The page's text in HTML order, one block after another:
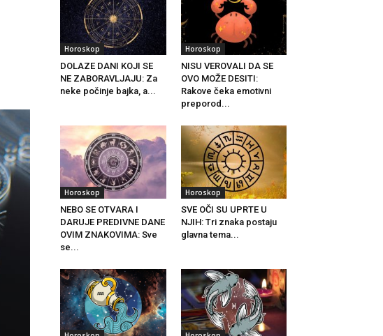
Horoskop
DOLAZE DANI KOJI SE
NE ZABORAVLJAJU: Za
neke počinje bajka, a...
Horoskop
NISU VEROVALI DA SE
OVO MOŽE DESITI:
Rakove čeka emotivni
preporod...
Horoskop
NEBO SE OTVARA I
DARUJE PREDIVNE DANE
OVIM ZNAKOVIMA: Sve
se...
Horoskop
SVE OČI SU UPRTE U
NJIH: Tri znaka postaju
glavna tema...